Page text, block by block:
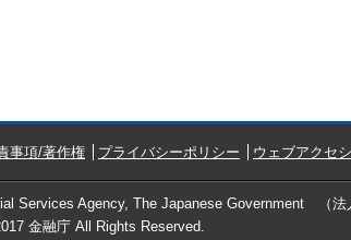
事項/著作権 プライバシーポリシー ウェブアクセ
Services Agency, The Japanese Government （法
金融庁 All Rights Reserved.